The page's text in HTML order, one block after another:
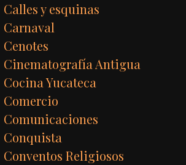
Calles y esquinas
Carnaval
Cenotes
Cinematografía Antigua
Cocina Yucateca
Comercio
Comunicaciones
Conquista
Conventos Religiosos